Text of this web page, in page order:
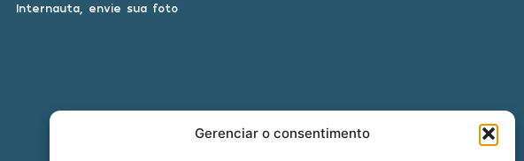
Gerenciar o consentimento
Internauta, envie sua foto